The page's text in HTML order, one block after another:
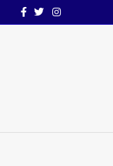
Facebook
TwitterInstagram